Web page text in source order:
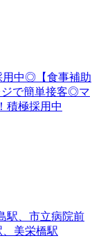
用中◎【食事補助
ジで簡単接客◎マ
積極採用中
駅、市立病院前
美栄橋駅